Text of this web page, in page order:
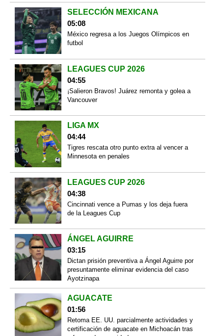
SELECCIÓN MEXICANA
05:08
México regresa a los Juegos Olímpicos en
futbol
LEAGUES CUP 2026
04:55
¡Salieron Bravos! Juárez remonta y golea a
Vancouver
LIGA MX
04:44
Tigres rescata otro punto extra al vencer a
Minnesota en penales
LEAGUES CUP 2026
04:38
Cincinnati vence a Pumas y los deja fuera
de la Leagues Cup
ÁNGEL AGUIRRE
03:15
Dictan prisión preventiva a Ángel Aguirre por
presuntamente eliminar evidencia del caso
Ayotzinapa
AGUACATE
01:56
Retoma EE. UU. parcialmente actividades y
certificación de aguacate en Michoacán tras